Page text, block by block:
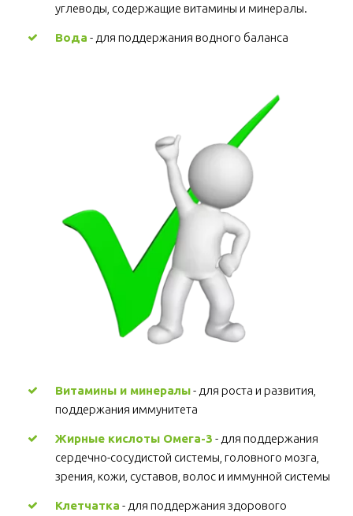
углеводы, содержащие витамины и минералы.
Вода - для поддержания водного баланса
Витамины и минералы - для роста и развития,
поддержания иммунитета
Жирные кислоты Омега-3 - для поддержания
сердечно-сосудистой системы, головного мозга,
зрения, кожи, суставов, волос и иммунной системы
Клетчатка - для поддержания здорового